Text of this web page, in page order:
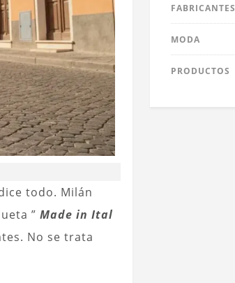
todo. Milán
” Made in Ital
No se trata
FABRICANTES
MODA
PRODUCTOS